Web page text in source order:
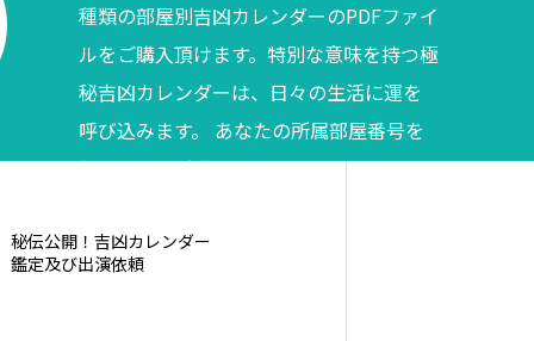
種類の部屋別吉凶カレンダーのPDFファイ
ルをご購入頂けます。特別な意味を持つ極
秘吉凶カレンダーは、日々の生活に運を
呼び込みます。 あなたの所属部屋番号を
調べてからご購入ください。
秘伝公開！吉凶カレンダー
鑑定及び出演依頼